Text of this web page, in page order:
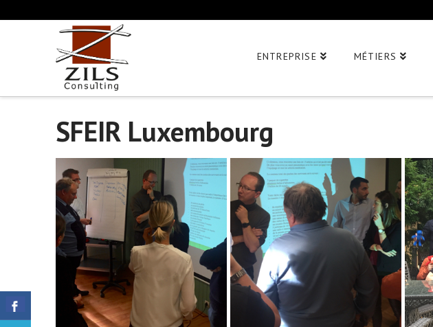
ENTREPRISE MÉTIERS
SFEIR Luxembourg